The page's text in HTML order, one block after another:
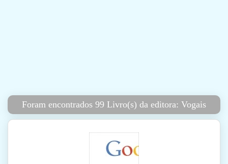
Foram encontrados 99 Livro(s) da editora: Vogais